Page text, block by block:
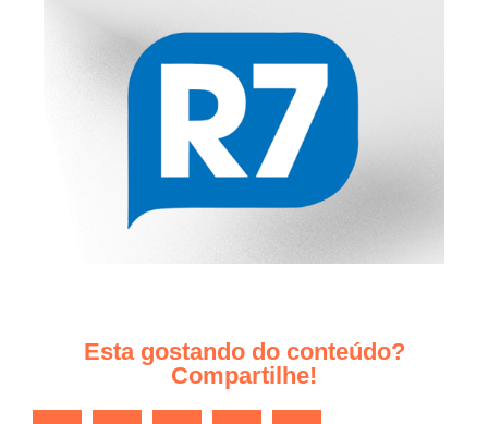
Esta gostando do conteúdo?
Compartilhe!